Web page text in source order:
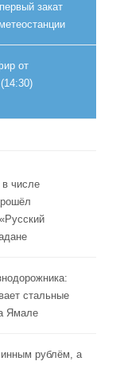
закат
от
числе
стальные
Ямале
рублём, а